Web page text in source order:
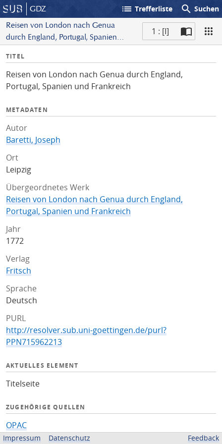
GDZ list Trefferliste search Suchen
Reisen von London nach Genua
durch England, Portugal, Spanien
1 : [I]
I
f
o
TITEL
Reisen von London nach Genua durch England,
Portugal, Spanien und Frankreich
METADATEN
Autor
Baretti, Joseph
Ort
Leipzig
Übergeordnetes Werk
Reisen von London nach Genua durch England,
Portugal, Spanien und Frankreich
Jahr
1772
Verlag
Fritsch
Sprache
Deutsch
PURL
http://resolver.sub.uni-goettingen.de/purl?
PPN715962213
AKTUELLES ELEMENT
Titelseite
ZUGEHÖRIGE QUELLEN
OPAC
Impressum Datenschutz Feedback